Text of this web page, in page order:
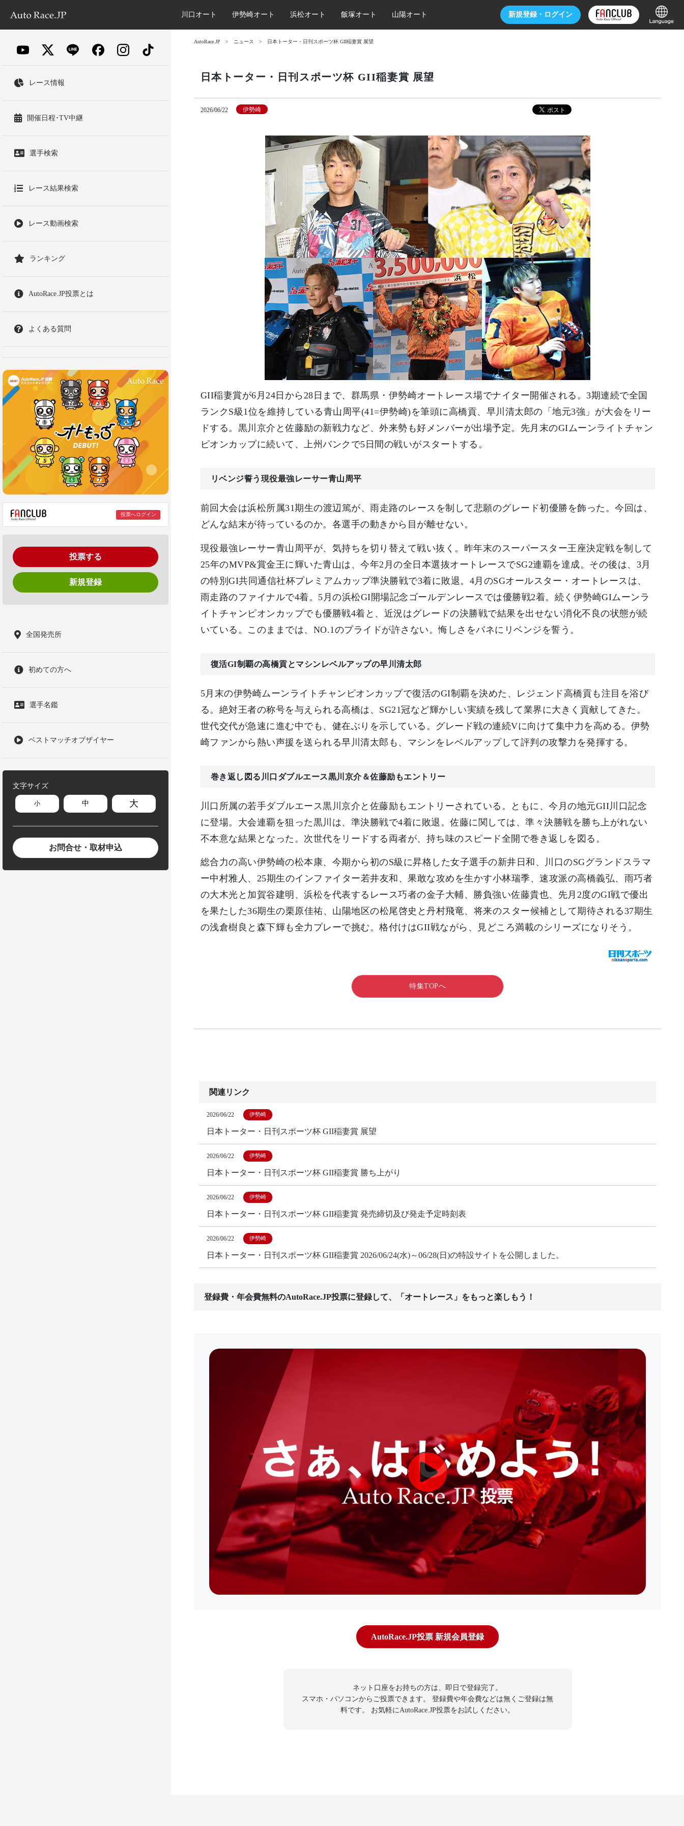
新規登録・ ログイン
川口オート 伊勢崎オート 浜松オート 飯塚オート 山陽オート
レース情報
開催日程･TV中継
選手検索
レース結果検索
レース動画検索
ランキング
AutoRace.JP投票とは
よくある質問
投票へログイン
投票する
新規登録
全国発売所
初めての方へ
選手名鑑
ベストマッチオブザイヤー
文字サイズ
小 中 大
お問合せ・取材申込
AutoRace.JP ニュース 日本トーター・日刊スポーツ杯 GII稲妻賞 展望
日本トーター・日刊スポーツ杯 GII稲妻賞 展望
2026/06/22 伊勢崎
GII稲妻賞が6月24日から28日まで、群馬県・伊勢崎オートレース場でナイター開催される。3期連続で全国
ランクS級1位を維持している青山周平(41=伊勢崎)を筆頭に高橋貢、早川清太郎の「地元3強」が大会をリー
ドする。黒川京介と佐藤励の新戦力など、外来勢も好メンバーが出場予定。先月末のGIムーンライトチャン
ピオンカップに続いて、上州バンクで5日間の戦いがスタートする。
リベンジ誓う現役最強レーサー青山周平
前回大会は浜松所属31期生の渡辺篤が、雨走路のレースを制して悲願のグレード初優勝を飾った。今回は、
どんな結末が待っているのか。各選手の動きから目が離せない。
現役最強レーサー青山周平が、気持ちを切り替えて戦い抜く。昨年末のスーパースター王座決定戦を制して
25年のMVP&賞金王に輝いた青山は、今年2月の全日本選抜オートレースでSG2連覇を達成。その後は、3月
の特別GI共同通信社杯プレミアムカップ準決勝戦で3着に敗退。4月のSGオールスター・オートレースは、
雨走路のファイナルで4着。5月の浜松GI開場記念ゴールデンレースでは優勝戦2着。続く伊勢崎GIムーンラ
イトチャンピオンカップでも優勝戦4着と、近況はグレードの決勝戦で結果を出せない消化不良の状態が続
いている。このままでは、NO.1のプライドが許さない。悔しさをバネにリベンジを誓う。
復活GI制覇の高橋貢とマシンレベルアップの早川清太郎
5月末の伊勢崎ムーンライトチャンピオンカップで復活のGI制覇を決めた、レジェンド高橋貢も注目を浴び
る。絶対王者の称号を与えられる高橋は、SG21冠など輝かしい実績を残して業界に大きく貢献してきた。
世代交代が急速に進む中でも、健在ぶりを示している。グレード戦の連続Vに向けて集中力を高める。伊勢
崎ファンから熱い声援を送られる早川清太郎も、マシンをレベルアップして評判の攻撃力を発揮する。
巻き返し図る川口ダブルエース黒川京介＆佐藤励もエントリー
川口所属の若手ダブルエース黒川京介と佐藤励もエントリーされている。ともに、今月の地元GII川口記念
に登場。大会連覇を狙った黒川は、準決勝戦で4着に敗退。佐藤に関しては、準々決勝戦を勝ち上がれない
不本意な結果となった。次世代をリードする両者が、持ち味のスピード全開で巻き返しを図る。
総合力の高い伊勢崎の松本康、今期から初のS級に昇格した女子選手の新井日和、川口のSGグランドスラマ
ー中村雅人、25期生のインファイター若井友和、果敢な攻めを生かす小林瑞季、速攻派の高橋義弘、雨巧者
の大木光と加賀谷建明、浜松を代表するレース巧者の金子大輔、勝負強い佐藤貴也、先月2度のGI戦で優出
を果たした36期生の栗原佳祐、山陽地区の松尾啓史と丹村飛竜、将来のスター候補として期待される37期生
の浅倉樹良と森下輝も全力プレーで挑む。格付けはGII戦ながら、見どころ満載のシリーズになりそう。
特集TOPへ
関連リンク
2026/06/22 伊勢崎
日本トーター・日刊スポーツ杯 GII稲妻賞 展望
2026/06/22 伊勢崎
日本トーター・日刊スポーツ杯 GII稲妻賞 勝ち上がり
2026/06/22 伊勢崎
日本トーター・日刊スポーツ杯 GII稲妻賞 発売締切及び発走予定時刻表
2026/06/22 伊勢崎
日本トーター・日刊スポーツ杯 GII稲妻賞 2026/06/24(水)～06/28(日)の特設サイトを公開しました。
登録費・年会費無料のAutoRace.JP投票に登録して、「オートレース」をもっと楽しもう！
AutoRace.JP投票 新規会員登録
ネット口座をお持ちの方は、即日で登録完了。
スマホ・パソコンからご投票できます。
登録費や年会費などは無くご登録は無
料です。
お気軽にAutoRace.JP投票をお試しください。